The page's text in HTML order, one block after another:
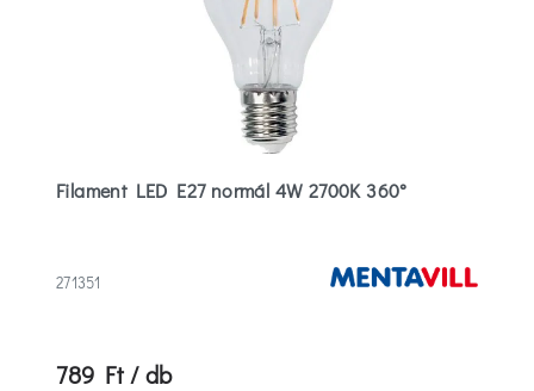
Filament LED E27 normál 4W 2700K 360°
271351
789 Ft / db